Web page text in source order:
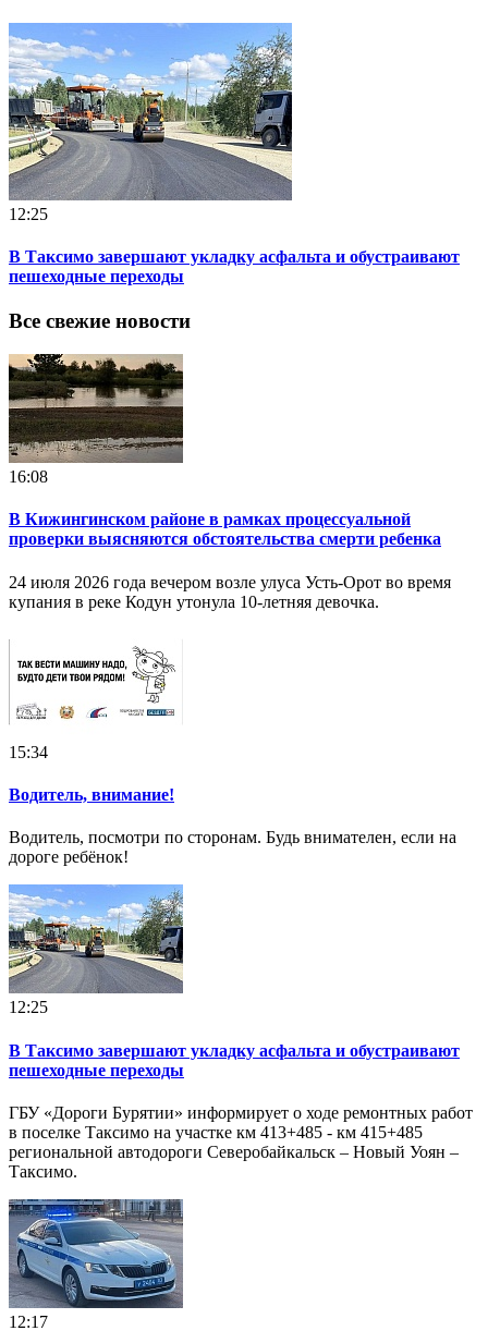
12:25
В Таксимо завершают укладку асфальта и обустраивают
пешеходные переходы
Все свежие новости
16:08
В Кижингинском районе в рамках процессуальной
проверки выясняются обстоятельства смерти ребенка
24 июля 2026 года вечером возле улуса Усть-Орот во время
купания в реке Кодун утонула 10-летняя девочка.
15:34
Водитель, внимание!
Водитель, посмотри по сторонам. Будь внимателен, если на
дороге ребёнок!
12:25
В Таксимо завершают укладку асфальта и обустраивают
пешеходные переходы
ГБУ «Дороги Бурятии» информирует о ходе ремонтных работ
в поселке Таксимо на участке км 413+485 - км 415+485
региональной автодороги Северобайкальск – Новый Уоян –
Таксимо.
12:17